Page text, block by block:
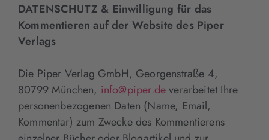
DATENSCHUTZ & Einwilligung für das
Kommentieren auf der Website des Piper
Verlags
Die Piper Verlag GmbH, Georgenstraße 4,
80799 München, info@piper.deverarbeitet Ihre
personenbezogenen Daten (Name, Email,
Kommentar) zum Zwecke des Kommentierens